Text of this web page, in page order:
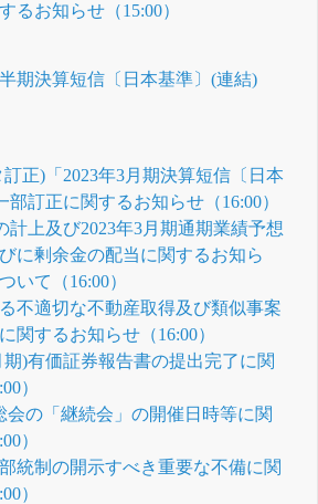
るお知らせ（15:00）
期決算短信〔日本基準〕(連結)
正)「2023年3月期決算短信〔日本
訂正に関するお知らせ（16:00）
計上及び2023年3月期通期業績予想
に剰余金の配当に関するお知ら
いて（16:00）
不適切な不動産取得及び類似事案
関するお知らせ（16:00）
期)有価証券報告書の提出完了に関
）
会の「継続会」の開催日時等に関
）
統制の開示すべき重要な不備に関
）